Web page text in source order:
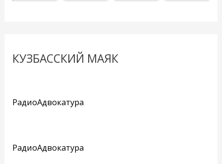
КУЗБАССКИЙ МАЯК
РадиоАдвокатура
РадиоАдвокатура